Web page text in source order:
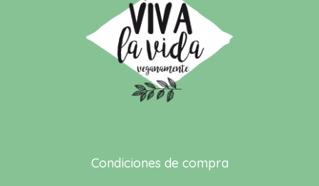
Condiciones de compra